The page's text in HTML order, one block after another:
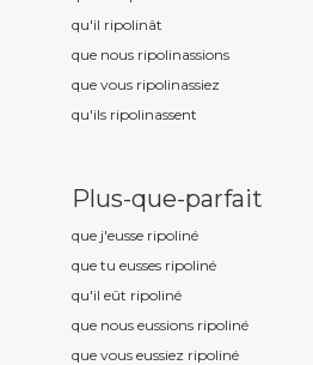
qu'il ripolinât
que nous ripolinassions
que vous ripolinassiez
qu'ils ripolinassent
Plus-que-parfait
que j'eusse ripoliné
que tu eusses ripoliné
qu'il eût ripoliné
que nous eussions ripoliné
que vous eussiez ripoliné